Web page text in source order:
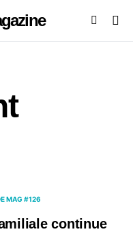
MAG #126
continue